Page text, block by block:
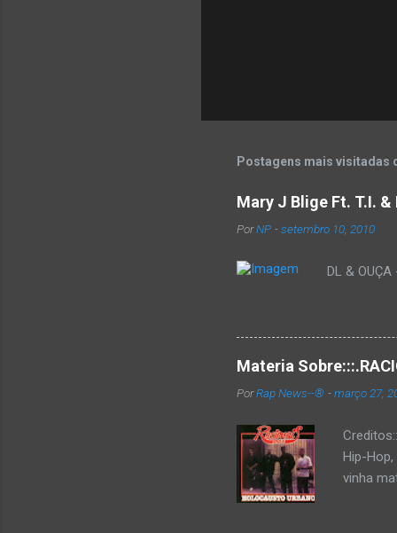
Postagens mais visitadas
Mary J Blige Ft. T.I. &
PorNP -setembro 10, 2010
DL &
Materia
PorRap News--® -março 27,
Hip-
vinha
Como